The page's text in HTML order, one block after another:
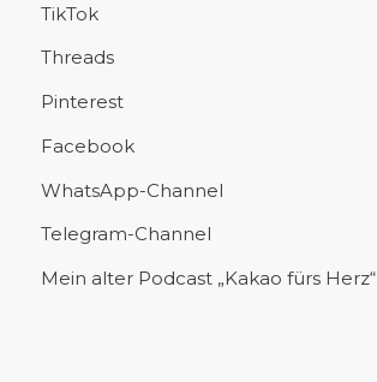
TikTok
Threads
Pinterest
Facebook
WhatsApp-Channel
Telegram-Channel
Mein alter Podcast „Kakao fürs Herz“